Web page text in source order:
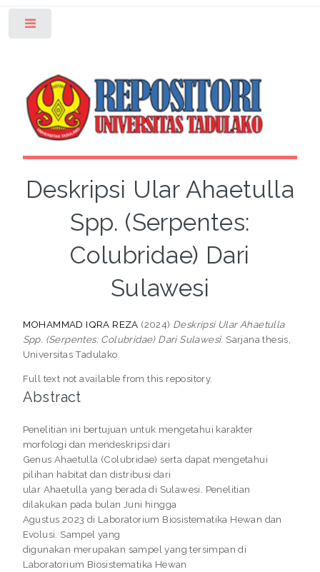
Deskripsi Ular Ahaetulla
Spp. (Serpentes:
Colubridae) Dari
Sulawesi
MOHAMMAD IQRA REZA (2024) Deskripsi Ular Ahaetulla
Spp. (Serpentes: Colubridae) Dari Sulawesi. Sarjana thesis,
Universitas Tadulako.
Full text not available from this repository.
Abstract
Penelitian ini bertujuan untuk mengetahui karakter
morfologi dan mendeskripsi dari
Genus Ahaetulla (Colubridae) serta dapat mengetahui
pilihan habitat dan distribusi dari
ular Ahaetulla yang berada di Sulawesi. Penelitian
dilakukan pada bulan Juni hingga
Agustus 2023 di Laboratorium Biosistematika Hewan dan
Evolusi. Sampel yang
digunakan merupakan sampel yang tersimpan di
Laboratorium Biosistematika Hewan